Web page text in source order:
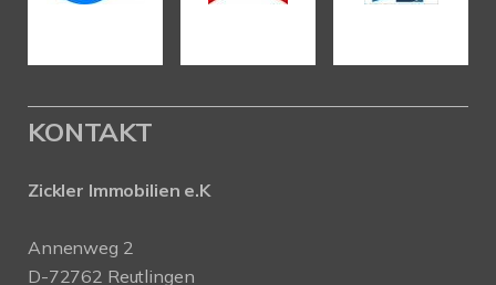
KONTAKT
Zickler Immobilien e.K
Annenweg 2
D-72762 Reutlingen